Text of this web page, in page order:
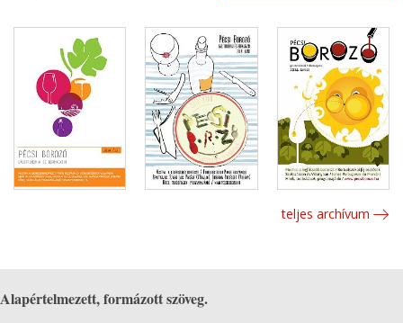
teljes archívum
Alapértelmezett, formázott szöveg.